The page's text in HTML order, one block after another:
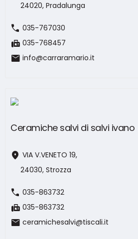
24020, Pradalunga
call 035-767030
fax 035-768457
mail info@carraramario.it
Ceramiche salvi di salvi ivano
location_on VIA V.VENETO 19,
24030, Strozza
call 035-863732
fax 035-863732
mail ceramichesalvi@tiscali.it